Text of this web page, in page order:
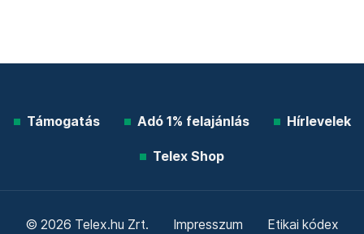
Támogatás Adó 1% felajánlás Hírlevelek
Telex Shop
© 2026 Telex.hu Zrt. Impresszum Etikai kódex